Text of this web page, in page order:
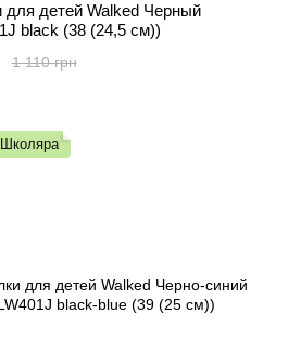
для детей Walked Черный
black (38 (24,5 см))
1 110 грн